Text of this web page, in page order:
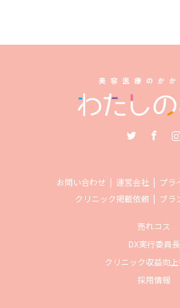
お問い合わせ 運営会社
プラ
クリニック掲載依頼
ブラ
売れコス
DX実行委員長
クリニック収益向
採用情報